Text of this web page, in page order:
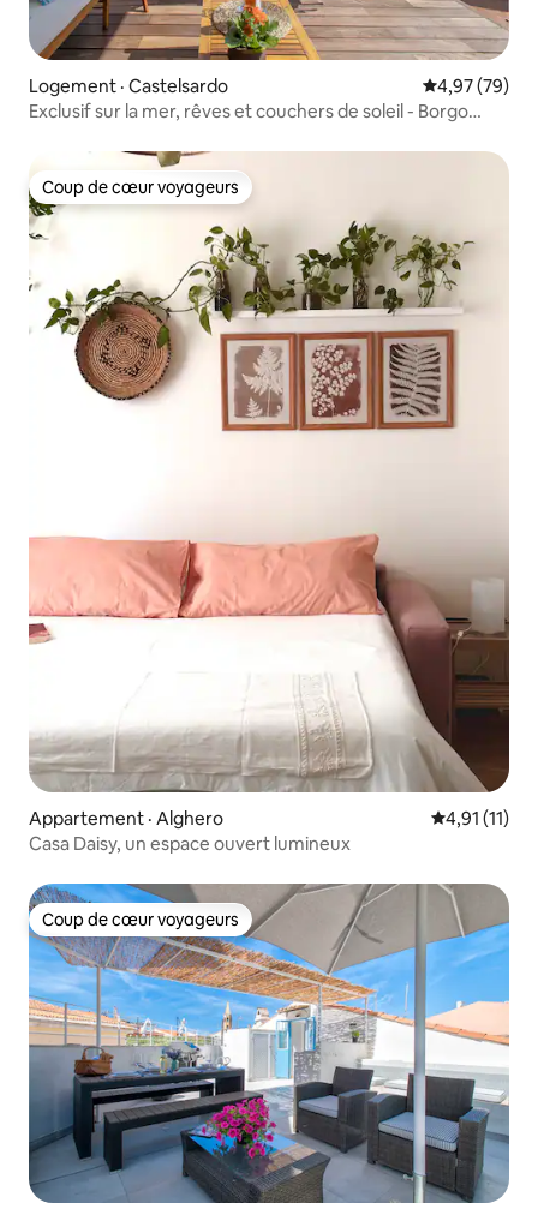
Logement · Castelsardo Note
4,97 (79)
Exclusif sur la mer, rêves et couchers de soleil - Borgo
Coup de cœur voyageurs
Coup de cœur voyageurs
Appartement · Alghero Note
4,91 (11)
Casa Daisy, un espace ouvert lumineux
Coup de cœur voyageurs
Coup de cœur voyageurs